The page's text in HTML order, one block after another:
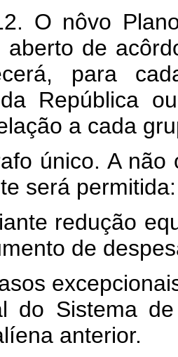
O nôvo
aberto de
para
República
a cada
único. A
será permitida:
redução
de
do Sistema
anterior.